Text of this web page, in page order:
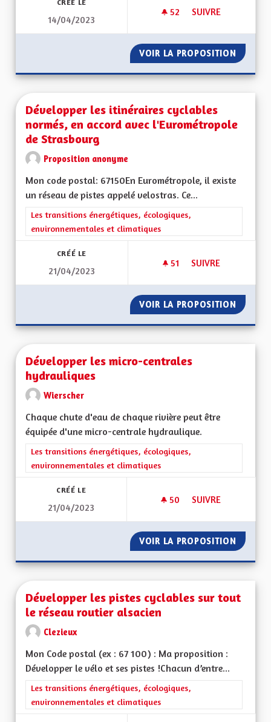
CRÉÉ LE
14/04/2023
52 52 ABONNÉS
SUIVRE
VOIR LA PROPOSITION
Développer les itinéraires cyclables
normés, en accord avec l'Eurométropole
de Strasbourg
Proposition anonyme
Mon code postal: 67150En Eurométropole, il existe
un réseau de pistes appelé velostras. Ce...
Filtrer les résultats de la catégorie : Les transitions
Les transitions énergétiques, écologiques,
environnementales et climatiques
CRÉÉ LE
21/04/2023
51 51 ABONNÉS
SUIVRE
VOIR LA PROPOSITION
Développer les micro-centrales
hydrauliques
Wierscher
Chaque chute d'eau de chaque rivière peut être
équipée d'une micro-centrale hydraulique.
Filtrer les résultats de la catégorie : Les transitions
Les transitions énergétiques, écologiques,
environnementales et climatiques
CRÉÉ LE
21/04/2023
50 50 ABONNÉS
SUIVRE
VOIR LA PROPOSITION
Développer les pistes cyclables sur tout
le réseau routier alsacien
Clezieux
Mon Code postal (ex : 67 100) : Ma proposition :
Développer le vélo et ses pistes !Chacun d’entre...
Filtrer les résultats de la catégorie : Les transitions
Les transitions énergétiques, écologiques,
environnementales et climatiques